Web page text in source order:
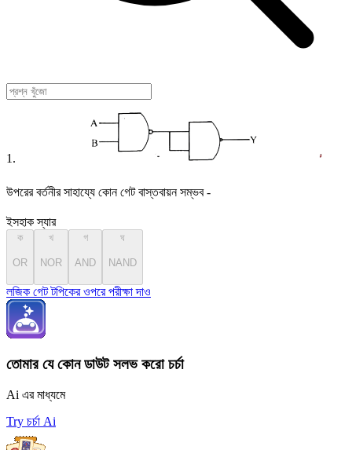
1.
উপরের বর্তনীর সাহায্যে কোন গেট বাস্তবায়ন সম্ভব -
ইসহাক স্যার
ক
OR
খ
NOR
গ
AND
ঘ
NAND
লজিক গেট টপিকের ওপরে পরীক্ষা দাও
তোমার যে কোন ডাউট সলভ করো চর্চা
Ai এর মাধ্যমে
Try চর্চা Ai